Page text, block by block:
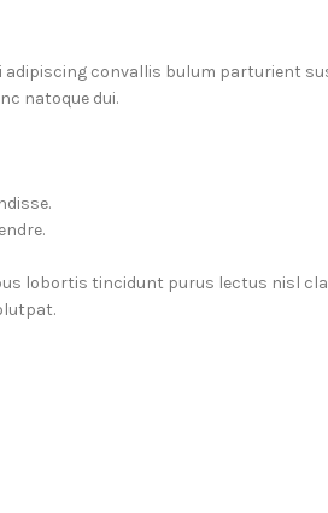
convallis bulum parturient
natoque dui.
lobortis tincidunt purus lectus nisl